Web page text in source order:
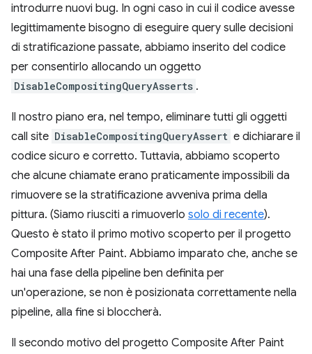
introdurre nuovi bug. In ogni caso in cui il codice avesse
legittimamente bisogno di eseguire query sulle decisioni
di stratificazione passate, abbiamo inserito del codice
per consentirlo allocando un oggetto
DisableCompositingQueryAsserts .
Il nostro piano era, nel tempo, eliminare tutti gli oggetti
call site DisableCompositingQueryAssert e dichiarare il
codice sicuro e corretto. Tuttavia, abbiamo scoperto
che alcune chiamate erano praticamente impossibili da
rimuovere se la stratificazione avveniva prima della
pittura. (Siamo riusciti a rimuoverlo solo di recente).
Questo è stato il primo motivo scoperto per il progetto
Composite After Paint. Abbiamo imparato che, anche se
hai una fase della pipeline ben definita per
un'operazione, se non è posizionata correttamente nella
pipeline, alla fine si bloccherà.
Il secondo motivo del progetto Composite After Paint